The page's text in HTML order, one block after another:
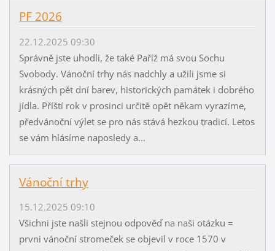
PF 2026
22.12.2025 09:30
Správně jste uhodli, že také Paříž má svou Sochu
Svobody. Vánoční trhy nás nadchly a užili jsme si
krásných pět dní barev, historických památek i dobrého
jídla. Příští rok v prosinci určitě opět někam vyrazíme,
předvánoční výlet se pro nás stává hezkou tradicí. Letos
se vám hlásíme naposledy a...
Vánoční trhy
15.12.2025 09:10
Všichni jste našli stejnou odpověď na naši otázku =
prvni vánoční stromeček se objevil v roce 1570 v